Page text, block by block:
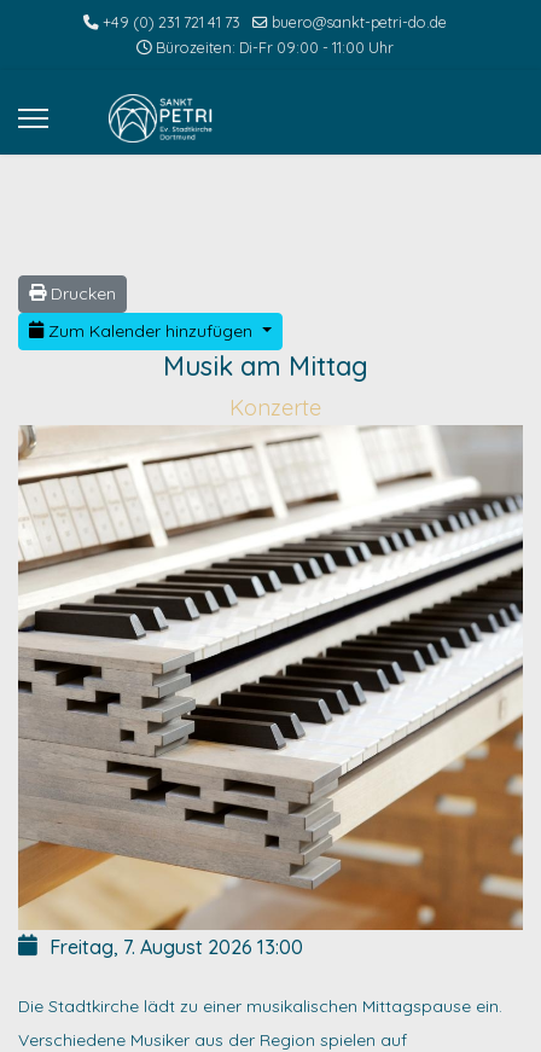
+49 (0) 231 721 41 73
buero@sankt-petri-do.de
Bürozeiten: Di-Fr 09:00 - 11:00 Uhr
Drucken
Zum Kalender hinzufügen
Musik am Mittag
Konzerte
Freitag, 7. August 2026 13:00
Die Stadtkirche lädt zu einer musikalischen Mittagspause ein.
Verschiedene Musiker aus der Region spielen auf